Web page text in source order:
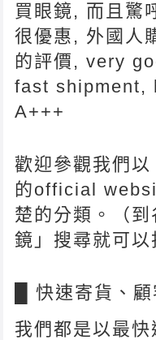
買眼鏡, 而且驚
很優惠, 外國人
的評價, very
fast shipment,
A+++
歡迎參觀我們
的official
楚的分類。（
鏡」搜尋就可以
█ 快速寄貨、
我們都是以最快